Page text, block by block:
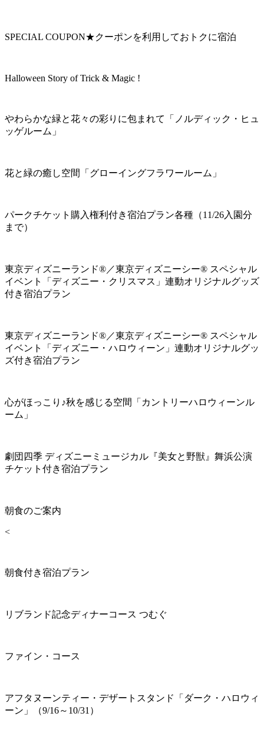
SPECIAL COUPON★クーポンを利用しておトクに宿泊
Halloween Story of Trick & Magic !
やわらかな緑と花々の彩りに包まれて「ノルディック・ヒュ
ッゲルーム」
花と緑の癒し空間「グローイングフラワールーム」
パークチケット購入権利付き宿泊プラン各種（11/26入園分
まで）
東京ディズニーランド®／東京ディズニーシー® スペシャル
イベント「ディズニー・クリスマス」連動オリジナルグッズ
付き宿泊プラン
東京ディズニーランド®／東京ディズニーシー® スペシャル
イベント「ディズニー・ハロウィーン」連動オリジナルグッ
ズ付き宿泊プラン
心がほっこり♪秋を感じる空間「カントリーハロウィーンル
ーム」
劇団四季 ディズニーミュージカル『美女と野獣』舞浜公演
チケット付き宿泊プラン
朝食のご案内
<
朝食付き宿泊プラン
リブランド記念ディナーコース つむぐ
ファイン・コース
アフタヌーンティー・デザートスタンド「ダーク・ハロウィ
ーン」（9/16～10/31）